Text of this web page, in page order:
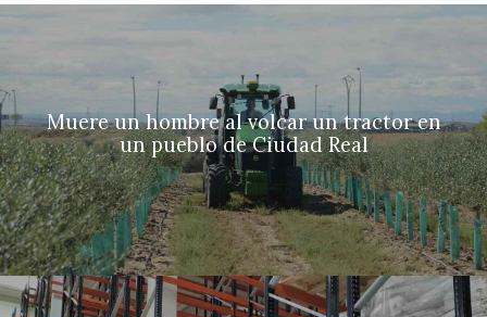
Muere un hombre al volcar un tractor en
un pueblo de Ciudad Real